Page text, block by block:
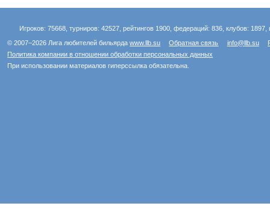
Игроков: 75668, турниров: 42527, рейтингов 1900, федераций: 836, клубов:
© 2007–2026 Лига любителей бильярдаwww.llb.su Обратная связь info@llb.su
Политика компании в отношении обработки персональных данных
При использовании материалов гиперссылка обязательна.